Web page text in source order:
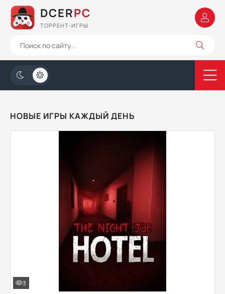
DCERPC
ТОРРЕНТ-ИГРЫ
НОВЫЕ ИГРЫ КАЖДЫЙ ДЕНЬ
3